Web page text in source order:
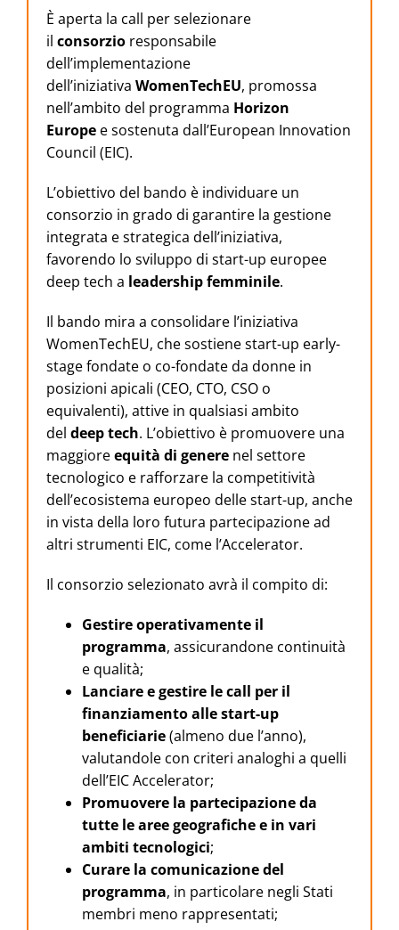
È aperta la call per selezionare
il consorzio responsabile
dell’implementazione
dell’iniziativa WomenTechEU, promossa
nell’ambito del programma Horizon
Europe e sostenuta dall’European Innovation
Council (EIC).
L’obiettivo del bando è individuare un
consorzio in grado di garantire la gestione
integrata e strategica dell’iniziativa,
favorendo lo sviluppo di start-up europee
deep tech a leadership femminile.
Il bando mira a consolidare l’iniziativa
WomenTechEU, che sostiene start-up early-
stage fondate o co-fondate da donne in
posizioni apicali (CEO, CTO, CSO o
equivalenti), attive in qualsiasi ambito
del deep tech. L’obiettivo è promuovere una
maggioreequità di genere nel settore
tecnologico e rafforzare la competitività
dell’ecosistema europeo delle start-up, anche
in vista della loro futura partecipazione ad
altri strumenti EIC, come l’Accelerator.
Il consorzio selezionato avrà il compito di:
Gestire operativamente il
programma, assicurandone continuità
e qualità;
Lanciare e gestire le call per il
finanziamento alle start-up
beneficiarie(almeno due l’anno),
valutandole con criteri analoghi a quelli
dell’EIC Accelerator;
Promuovere la partecipazione da
tutte le aree geografiche e in vari
ambiti tecnologici;
Curare la comunicazione del
programma, in particolare negli Stati
membri meno rappresentati;